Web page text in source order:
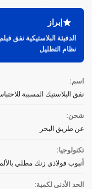
إبراز
الدفيئة البلاستيكية نفق فيلم PE
نظام التظليل
اسم:
نفق البلاستيك المسببة
شحن:
عن طريق البحر
تكنولوجيا:
أنبوب فولاذي زنك مطلي
الحد الأدنى لكمية: